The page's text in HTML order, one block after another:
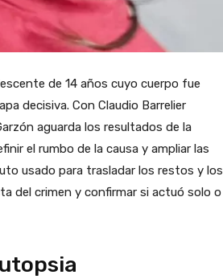
de 14 años cuyo cuerpo fue
decisiva. Con Claudio Barrelier
aguarda los resultados de la
el rumbo de la causa y ampliar las
usado para trasladar los restos y los
del crimen y confirmar si actuó solo o